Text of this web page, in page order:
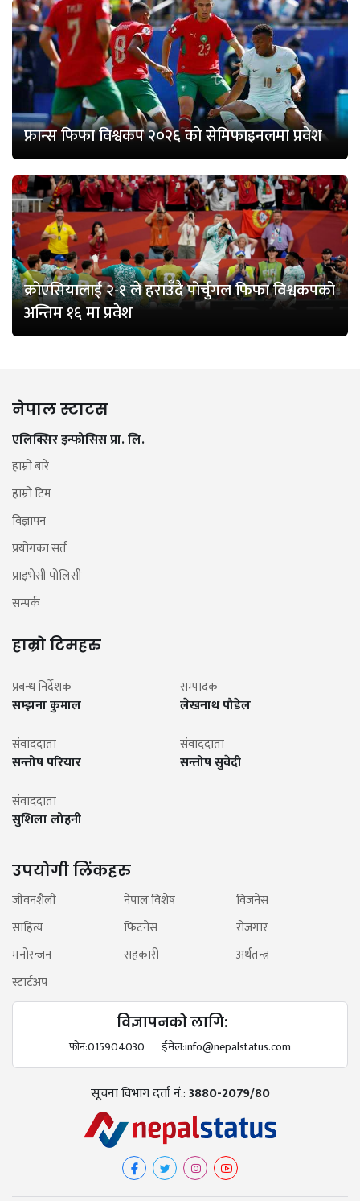
फ्रान्स फिफा विश्वकप २०२६ को सेमिफाइनलमा प्रवेश
क्रोएसियालाई २-१ ले हराउँदै पोर्चुगल फिफा विश्वकपको
अन्तिम १६ मा प्रवेश
नेपाल स्टाटस
एलिक्सिर इन्फोसिस प्रा. लि.
हाम्रो बारे
हाम्रो टिम
विज्ञापन
प्रयोगका सर्त
प्राइभेसी पोलिसी
सम्पर्क
हाम्रो टिमहरु
प्रबन्ध निर्देशक
सम्झना कुमाल
सम्पादक
लेखनाथ पौडेल
संवाददाता
सन्तोष परियार
संवाददाता
सन्तोष सुवेदी
संवाददाता
सुशिला लोहनी
उपयोगी लिंकहरु
जीवनशैली नेपाल विशेष
विजनेस
साहित्य
फिटनेस
रोजगार
मनोरन्जन
सहकारी
अर्थतन्त्र
स्टार्टअप
विज्ञापनको लागि:
फोन:015904030 ईमेल:info@nepalstatus.com
सूचना विभाग दर्ता नं.:3880-2079/80